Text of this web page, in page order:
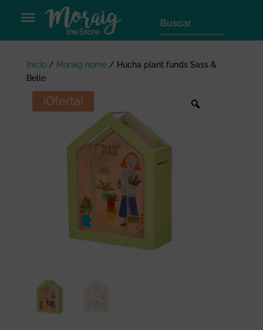
Inicio/ Moraig home/ Hucha plant funds Sass &
Belle
¡Oferta!